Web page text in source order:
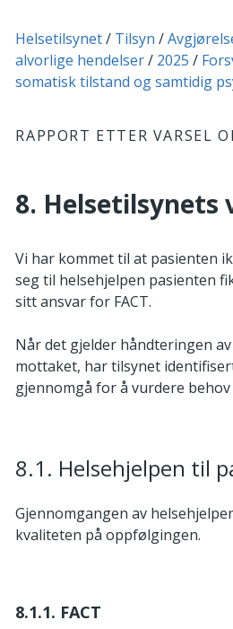
Du er her:
Helsetilsynet Tilsyn
alvorlige hendelser
2025
somatisk tilstand og samtidig
RAPPORT ETTER VARSEL
8. Helsetilsynets
Vi har kommet til at pasienten
seg til helsehjelpen pasienten
sitt ansvar for FACT.
Når det gjelder håndteringen
mottaket, har tilsynet
gjennomgå for å vurdere
8.1. Helsehjelpen til
Gjennomgangen av
kvaliteten på oppfølgingen.
8.1.1. FACT